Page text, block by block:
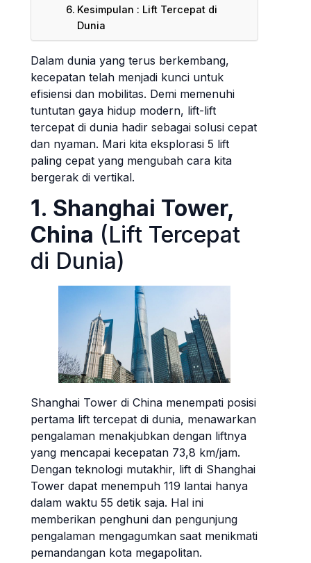
Kesimpulan : Lift Tercepat di
Dunia
Dalam dunia yang terus berkembang,
kecepatan telah menjadi kunci untuk
efisiensi dan mobilitas. Demi memenuhi
tuntutan gaya hidup modern, lift-lift
tercepat di dunia hadir sebagai solusi cepat
dan nyaman. Mari kita eksplorasi 5 lift
paling cepat yang mengubah cara kita
bergerak di vertikal.
1. Shanghai Tower,
China (Lift Tercepat
di Dunia)
Shanghai Tower di China menempati posisi
pertama lift tercepat di dunia, menawarkan
pengalaman menakjubkan dengan liftnya
yang mencapai kecepatan 73,8 km/jam.
Dengan teknologi mutakhir, lift di Shanghai
Tower dapat menempuh 119 lantai hanya
dalam waktu 55 detik saja. Hal ini
memberikan penghuni dan pengunjung
pengalaman mengagumkan saat menikmati
pemandangan kota megapolitan.